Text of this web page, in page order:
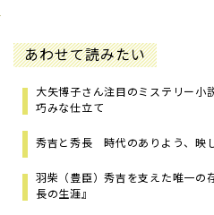
あわせて読みたい
大矢博子さん注目のミステリー
巧みな仕立て
秀吉と秀長 時代のありよう、映
羽柴（豊臣）秀吉を支えた唯一の
長の生涯』